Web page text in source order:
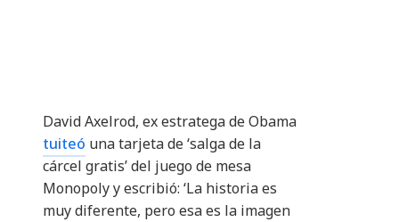
David Axelrod, ex estratega de Obama
tuiteó una tarjeta de ‘salga de la
cárcel gratis’ del juego de mesa
Monopoly y escribió: ‘La historia es
muy diferente, pero esa es la imagen